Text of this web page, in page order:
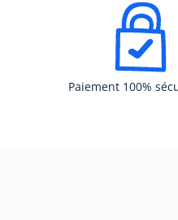
Paiement 100%